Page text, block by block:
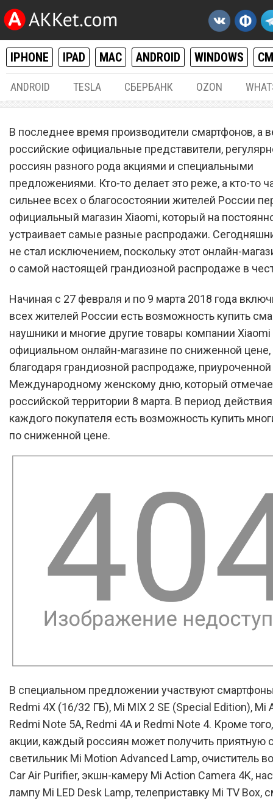
IPHONE IPAD MAC ANDROID WINDOWS
ANDROID TESLA СБЕРБАНК OZON
Магазин Xiaomi в России
запустил грандиозную
распродажу в честь 8
В последнее время производители смартфонов, а
российские официальные представители,
россиян разного рода акциями и специальными
предложениями. Кто-то делает это реже, а кто-то
сильнее всех о благосостоянии жителей России
официальный магазин Xiaomi, который на
устраивает самые разные распродажи.
не стал исключением, поскольку этот онлайн-
о самой настоящей грандиозной распродаже в
Начиная с 27 февраля и по 9 марта 2018 года
всех жителей России есть возможность купить
наушники и многие другие товары компании Xiaomi
официальном онлайн-магазине по сниженной цене,
благодаря грандиозной распродаже, приуроченной
Международному женскому дню, который
российской территории 8 марта. В период
каждого покупателя есть возможность купить
по сниженной цене.
В специальном предложении участвуют
Redmi 4X (16/32 ГБ), Mi MIX 2 SE (Special Edition), Mi
Redmi Note 5A, Redmi 4A и Redmi Note 4. Кроме
акции, каждый россиян может получить приятную
светильник Mi Motion Advanced Lamp, очиститель
Car Air Purifier, экшн-камеру Mi Action Camera 4K,
лампу Mi LED Desk Lamp, телеприставку Mi TV Box,